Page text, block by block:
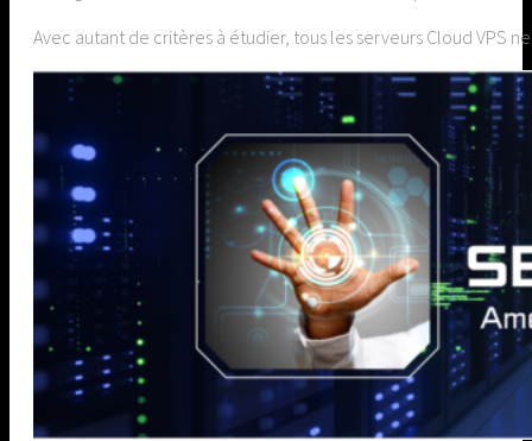
Avec autant de critères à étudier, tous les serveurs Cloud VPS